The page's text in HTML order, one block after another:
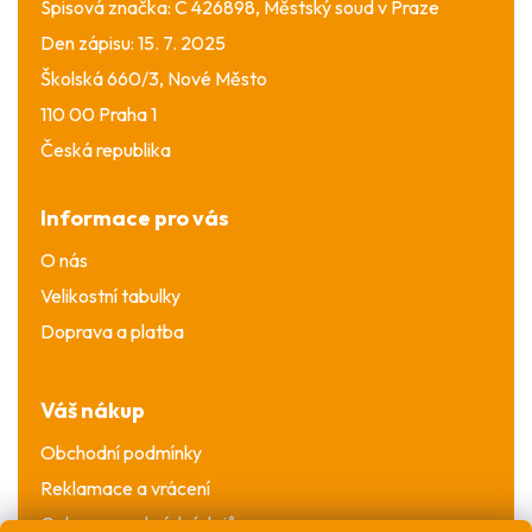
Spisová značka: C 426898, Městský soud v Praze
Den zápisu: 15. 7. 2025
Školská 660/3, Nové Město
110 00 Praha 1
Česká republika
Informace pro vás
O nás
Velikostní tabulky
Doprava a platba
Váš nákup
Obchodní podmínky
Reklamace a vrácení
Ochrana osobních údajů